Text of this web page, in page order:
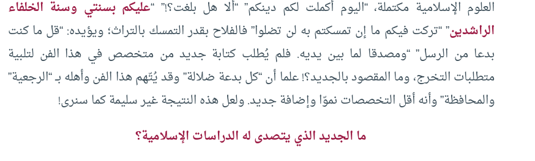
العلوم الإسلامية مكتملة، “اليوم أكملت لكم دينكم” “ألا هل بلغت؟!” “عليكم بسنتي وسنة الخلفاء
الراشدين” “تركت فيكم ما إن تمسكتم به لن تضلوا” فالفلاح بقدر التمسك بالتراث؛ ويؤيده: “قل ما كنت
بدعا من الرسل” “ومصدقا لما بين يديه. فلم يُطلب كتابة جديد من متخصص في هذا الفن لتلبية
متطلبات التخرج، وما المقصود بالجديد؟! علما أن “كل بدعة ضلالة” وقد يُتّهم هذا الفن وأهله بــ “الرجعية”
والمحافظة” وأنه أقل التخصصات نموّا وإضافة جديد. ولعل هذه النتيجة غير سليمة كما سنرى!
ما الجديد الذي يتصدى له الدراسات الإسلامية؟